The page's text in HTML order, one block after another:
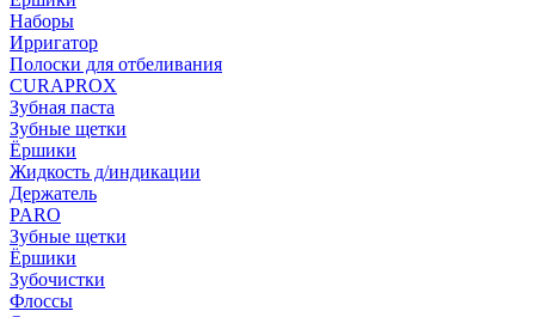
Наборы
Ирригатор
Полоски для отбеливания
CURAPROX
Зубная паста
Зубные щетки
Ёршики
Жидкость д/индикации
Держатель
PARO
Зубные щетки
Ёршики
Зубочистки
Флоссы